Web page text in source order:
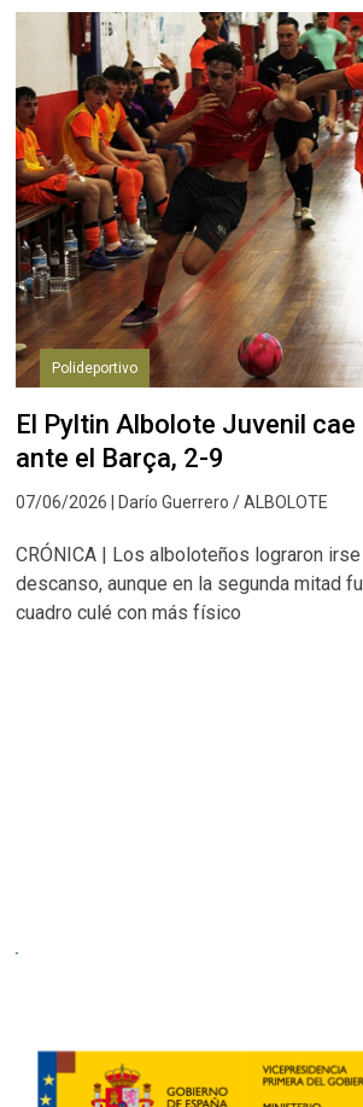
Polideportivo
El Pyltin Albolote Juvenil cae
ante el Barça, 2-9
07/06/2026 | Darío Guerrero / ALBOLOTE
CRÓNICA | Los alboloteños lograron
descanso, aunque en la segunda mitad
cuadro culé con más físico